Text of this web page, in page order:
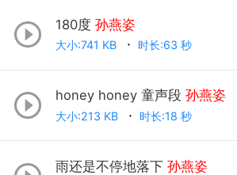
180度 孙燕姿
大小:741 KB 时长:63 秒
honey honey 童声段 孙燕姿
大小:213 KB 时长:18 秒
雨还是不停地落下 孙燕姿